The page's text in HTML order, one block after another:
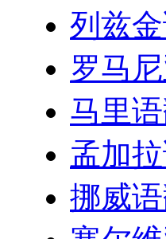
列兹
罗马
马里
孟加
挪威